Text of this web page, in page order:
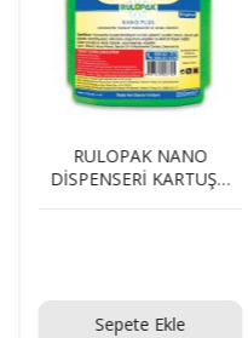
RULOPAK NANO
DİSPENSERİ KARTUŞU
Sepete Ekle